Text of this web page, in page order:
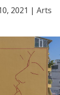
2021 | Arts